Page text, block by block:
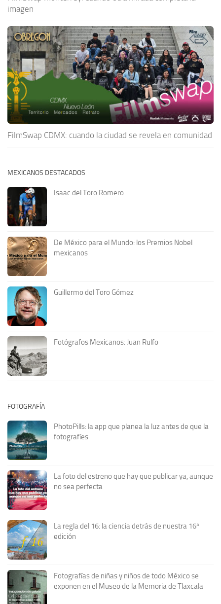
imagen
FilmSwap CDMX: cuando la ciudad se revela en comunidad
MEXICANOS DESTACADOS
Isaac del Toro Romero
De México para el Mundo: los Premios Nobel
mexicanos
Guillermo del Toro Gómez
Fotógrafos Mexicanos: Juan Rulfo
FOTOGRAFÍA
PhotoPills: la app que planea la luz antes de que la
fotografíes
La foto del estreno que hay que publicar ya, aunque
no sea perfecta
La regla del 16: la ciencia detrás de nuestra 16ª
edición
Fotografías de niñas y niños de todo México se
exponen en el Museo de la Memoria de Tlaxcala